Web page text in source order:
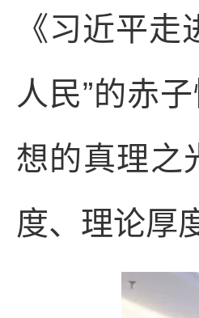
《习近平
人民”的赤
想的真理之
度、理论厚